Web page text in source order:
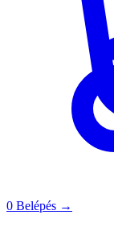
0 Belépés →